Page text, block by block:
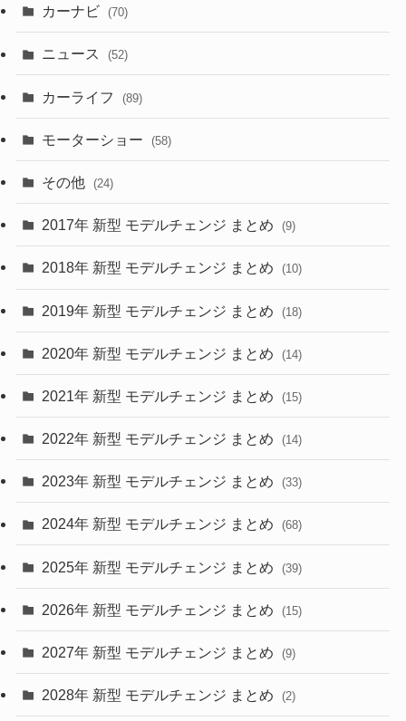
(50)
(43)
(6)
(9)
(30)
(27)
(58)
(28)
(27)
(26)
(10)
(35)
(10)
(9)
(22)
(4)
(9)
(4)
(1)
カーナビ (70)
ニュース (52)
カーライフ (89)
モーターショー (58)
その他 (24)
2017年 新型 モデルチェンジ まとめ (9)
2018年 新型 モデルチェンジ まとめ (10)
2019年 新型 モデルチェンジ まとめ (18)
2020年 新型 モデルチェンジ まとめ (14)
2021年 新型 モデルチェンジ まとめ (15)
2022年 新型 モデルチェンジ まとめ (14)
2023年 新型 モデルチェンジ まとめ (33)
2024年 新型 モデルチェンジ まとめ (68)
2025年 新型 モデルチェンジ まとめ (39)
2026年 新型 モデルチェンジ まとめ (15)
2027年 新型 モデルチェンジ まとめ (9)
2028年 新型 モデルチェンジ まとめ (2)